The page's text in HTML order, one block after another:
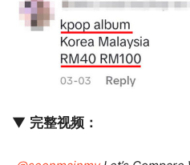
▼ 完整视频：